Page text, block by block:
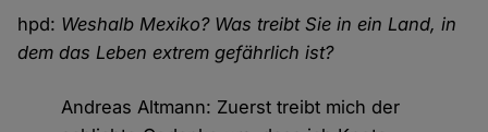
hpd: Weshalb Mexiko? Was treibt Sie in ein Land, in
dem das Leben extrem gefährlich ist?
Andreas Altmann: Zuerst treibt mich der